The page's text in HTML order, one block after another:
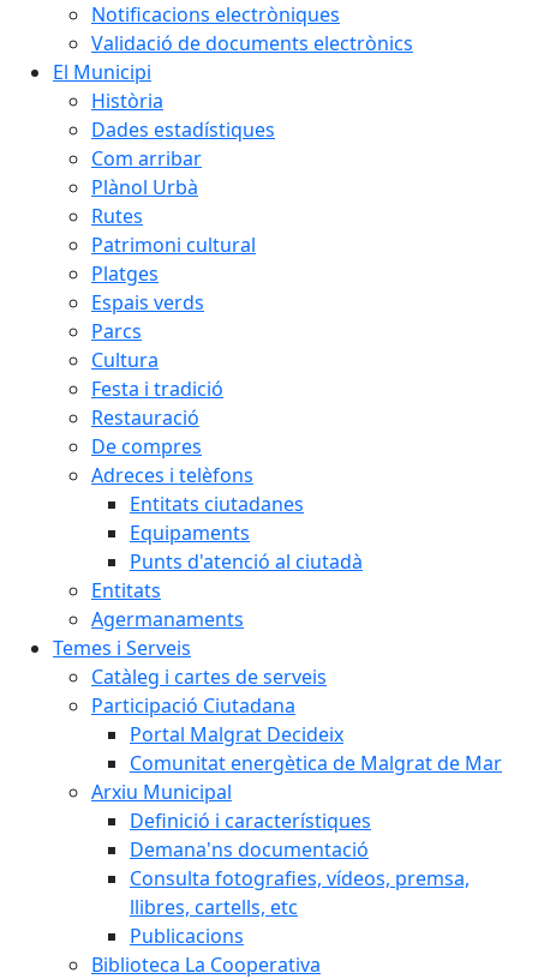
Notificacions electròniques
Validació de documents electrònics
El Municipi
Història
Dades estadístiques
Com arribar
Plànol Urbà
Rutes
Patrimoni cultural
Platges
Espais verds
Parcs
Cultura
Festa i tradició
Restauració
De compres
Adreces i telèfons
Entitats ciutadanes
Equipaments
Punts d'atenció al ciutadà
Entitats
Agermanaments
Temes i Serveis
Catàleg i cartes de serveis
Participació Ciutadana
Portal Malgrat Decideix
Comunitat energètica de Malgrat de Mar
Arxiu Municipal
Definició i característiques
Demana'ns documentació
Consulta fotografies, vídeos, premsa,
llibres, cartells, etc
Publicacions
Biblioteca La Cooperativa